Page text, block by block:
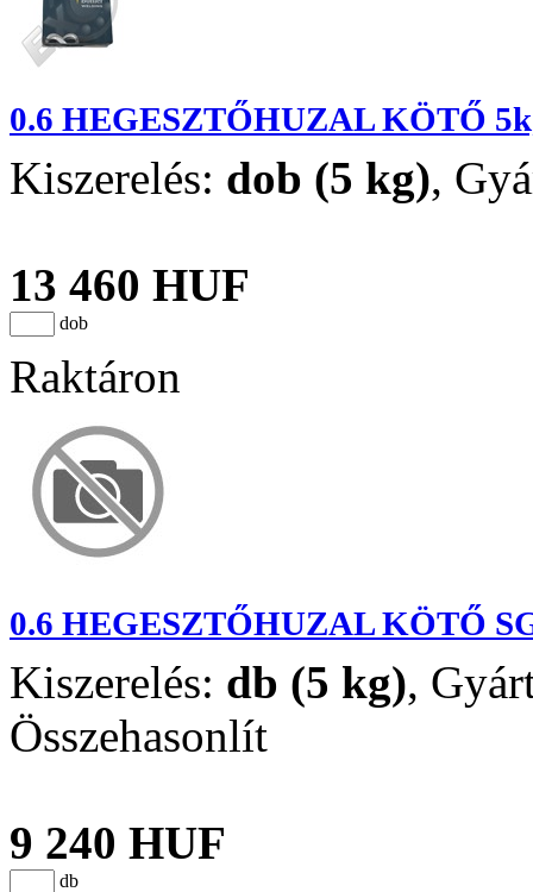
0.6 HEGESZTŐHUZAL KÖTŐ
Kiszerelés: dob (5 kg),
13 460 HUF
dob
Raktáron
0.6 HEGESZTŐHUZAL KÖTŐ
Kiszerelés: db (5 kg),
Összehasonlít
9 240 HUF
db